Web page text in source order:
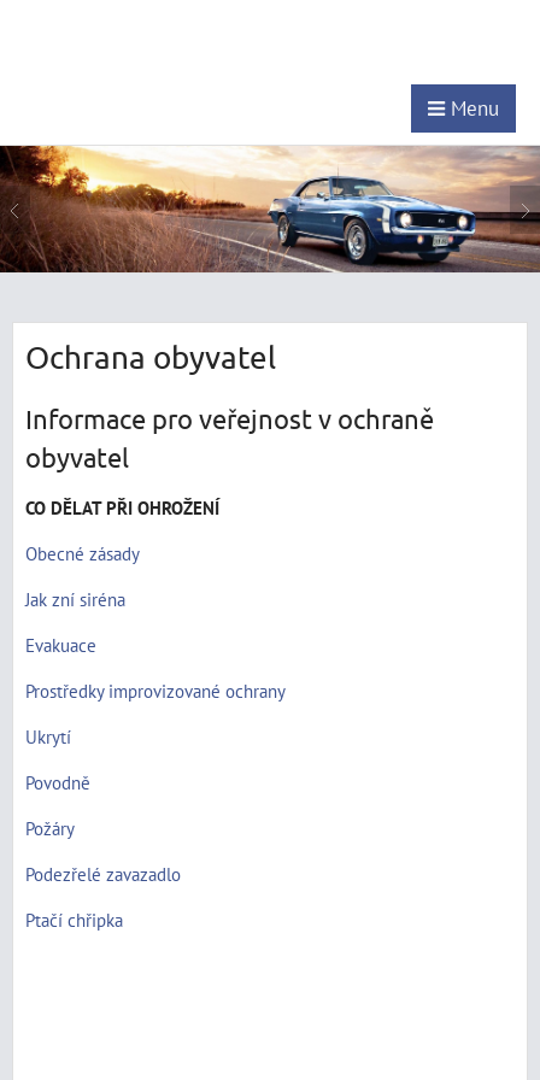
Menu
Ochrana obyvatel
Informace pro veřejnost v ochraně
obyvatel
CO DĚLAT PŘI OHROŽENÍ
Obecné zásady
Jak zní siréna
Evakuace
Prostředky improvizované ochrany
Ukrytí
Povodně
Požáry
Podezřelé zavazadlo
Ptačí chřipka